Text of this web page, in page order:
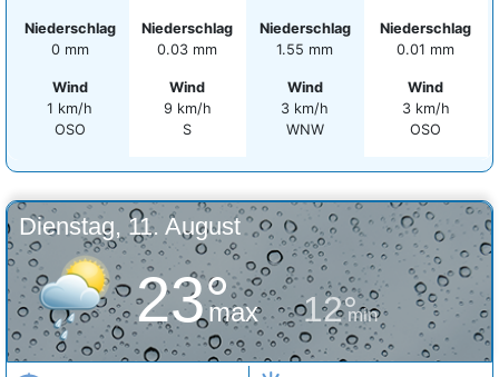
Niederschlag
0 mm
Wind
1 km/h
OSO
Niederschlag
0.03 mm
Wind
9 km/h
S
Niederschlag
1.55 mm
Wind
3 km/h
WNW
Niederschlag
0.01 mm
Wind
3 km/h
OSO
Dienstag, 11. August
23°
max 12°
min